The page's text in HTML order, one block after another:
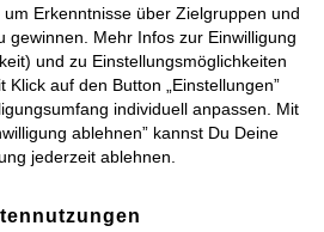
Cookie-Einstellungen Impressum
widerrufen
Alle Rechte vorbehalten.
Erkenntnisse über Zielgruppen und
gewinnen. Mehr Infos zur Einwilligung
und zu Einstellungsmöglichkeiten
Klick auf den Button „Einstellungen”
individuell anpassen. Mit
ablehnen” kannst Du Deine
jederzeit ablehnen.